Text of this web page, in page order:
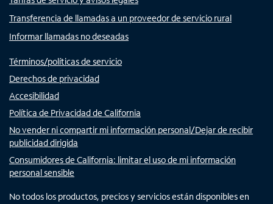
Transferencia de llamadas a un proveedor de servicio rural
Informar llamadas no deseadas
Términos/políticas de servicio
Derechos de privacidad
Accesibilidad
Política de Privacidad de California
No vender ni compartir mi información personal/Dejar de recibir
publicidad dirigida
Consumidores de California: limitar el uso de mi información
personal sensible
No todos los productos, precios y servicios están disponibles en